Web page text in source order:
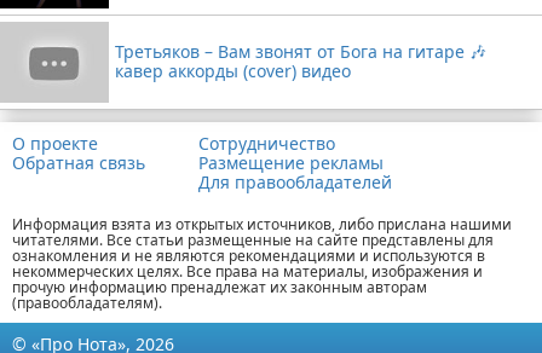
Третьяков – Вам звонят от Бога на гитаре 🎶
кавер аккорды (cover) видео
О проекте
Обратная связь
Сотрудничество
Размещение рекламы
Для правообладателей
Информация взята из открытых источников, либо прислана нашими
читателями. Все статьи размещенные на сайте представлены для
ознакомления и не являются рекомендациями и используются в
некоммерческих целях. Все права на материалы, изображения и
прочую информацию пренадлежат их законным авторам
(правообладателям).
© «Про Нота», 2026